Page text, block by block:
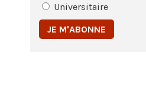
Universitaire